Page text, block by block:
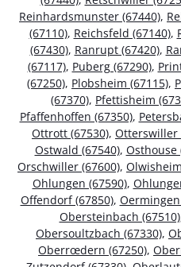
Reinhardsmunster (67440),
(67110), Reichsfeld (67140),
(67430), Ranrupt (67420),
(67117), Puberg (67290),
(67250), Plobsheim (67115),
(67370), Pfettisheim
Pfaffenhoffen (67350),
Ottrott (67530), Otterswiller
Ostwald (67540), Osthouse
Orschwiller (67600),
Ohlungen (67590),
Offendorf (67850), Oermingen
Obersteinbach (67510)
Obersoultzbach (67330),
Oberrœdern (67250),